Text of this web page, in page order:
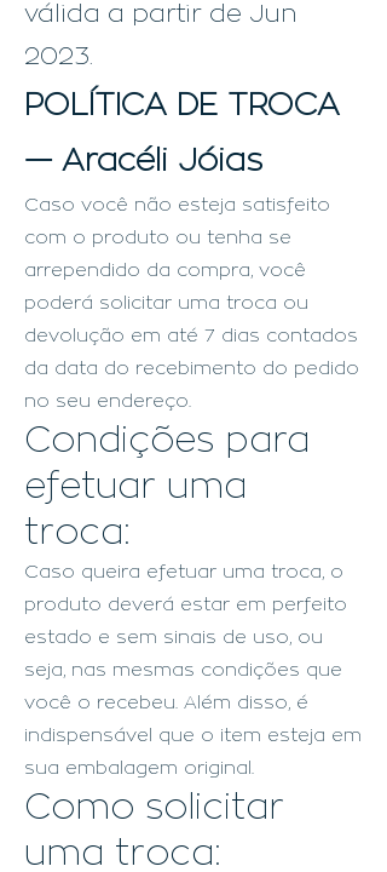
válida a partir de Jun
2023.
POLÍTICA DE TROCA
— Aracéli Jóias
Caso você não esteja satisfeito
com o produto ou tenha se
arrependido da compra, você
poderá solicitar uma troca ou
devolução em até 7 dias contados
da data do recebimento do pedido
no seu endereço.
Condições para
efetuar uma
troca:
Caso queira efetuar uma troca, o
produto deverá estar em perfeito
estado e sem sinais de uso, ou
seja, nas mesmas condições que
você o recebeu. Além disso, é
indispensável que o item esteja em
sua embalagem original.
Como solicitar
uma troca: